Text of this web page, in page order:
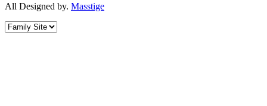
All Designed by. Masstige